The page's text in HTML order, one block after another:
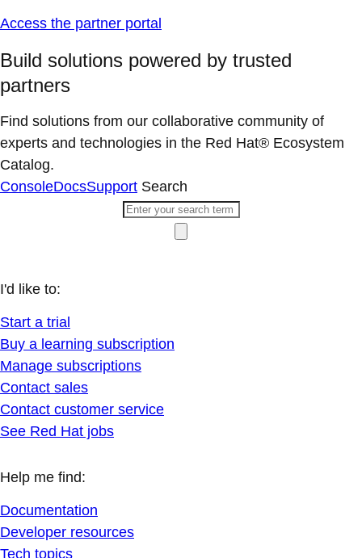
Access the partner portal
Build solutions powered by trusted
partners
Find solutions from our collaborative community of
experts and technologies in the Red Hat® Ecosystem
Catalog.
ConsoleDocsSupport Search
I'd like to:
Start a trial
Buy a learning subscription
Manage subscriptions
Contact sales
Contact customer service
See Red Hat jobs
Help me find:
Documentation
Developer resources
Tech topics